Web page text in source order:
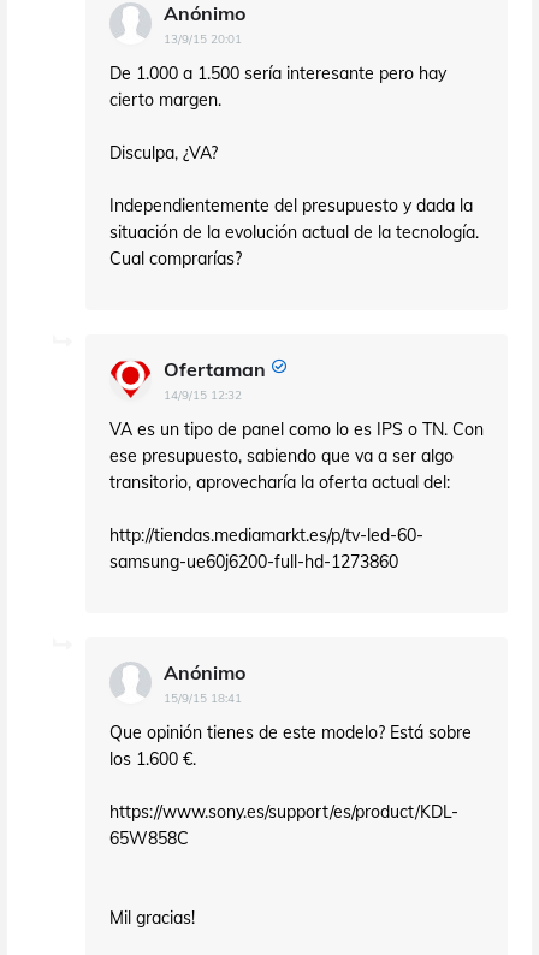
Anónimo
13/9/15 20:01
De 1.000 a 1.500 sería interesante pero hay
cierto margen.
Disculpa, ¿VA?
Independientemente del presupuesto y dada la
situación de la evolución actual de la tecnología.
Cual comprarías?
Ofertaman
14/9/15 12:32
VA es un tipo de panel como lo es IPS o TN. Con
ese presupuesto, sabiendo que va a ser algo
transitorio, aprovecharía la oferta actual del:
http://tiendas.mediamarkt.es/p/tv-led-60-
samsung-ue60j6200-full-hd-1273860
Anónimo
15/9/15 18:41
Que opinión tienes de este modelo? Está sobre
los 1.600 €.
https://www.sony.es/support/es/product/KDL-
65W858C
Mil gracias!